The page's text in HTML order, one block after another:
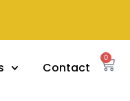
Contact
0